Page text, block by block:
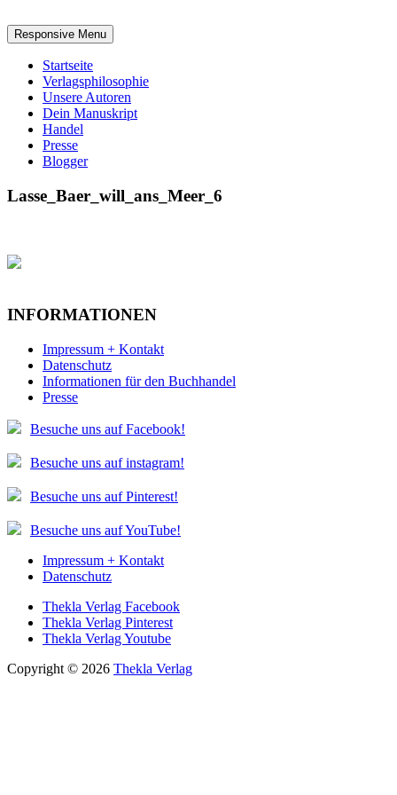
Responsive Menu
Startseite
Verlagsphilosophie
Unsere Autoren
Dein Manuskript
Handel
Presse
Blogger
Lasse_Baer_will_ans_Meer_6
INFORMATIONEN
Impressum + Kontakt
Datenschutz
Informationen für den Buchhandel
Presse
Besuche uns auf Facebook!
Besuche uns auf instagram!
Besuche uns auf Pinterest!
Besuche uns auf YouTube!
Impressum + Kontakt
Datenschutz
Thekla Verlag Facebook
Thekla Verlag Pinterest
Thekla Verlag Youtube
Copyright © 2026 Thekla Verlag